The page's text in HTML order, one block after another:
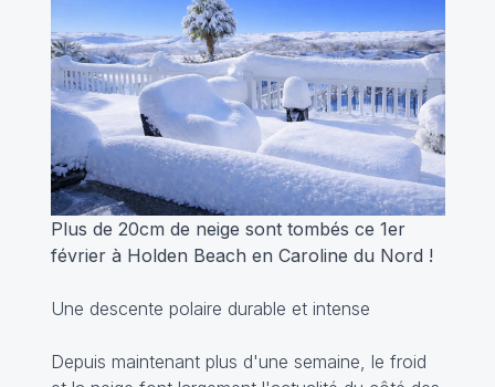
Plus de 20cm de neige sont tombés ce 1er
février à Holden Beach en Caroline du Nord !
Une descente polaire durable et intense
Depuis maintenant plus d'une semaine, le froid